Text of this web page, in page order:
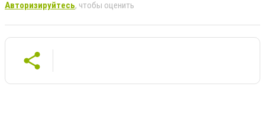
Авторизируйтесь, чтобы оценить